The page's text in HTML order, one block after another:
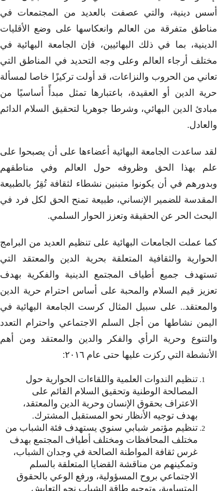
أسس دينية، والتي عصفت بالعديد من المجتمعات في
مناطق متفرقة من العالم وانعكاسها على وضع الأقليات
الدينية، بما في ذلك البهائيين، فإن الجامعة البهائية في
مختلف أرجاء العالم وعلى وجه التحديد في المناطق التي
تعاني من الحروب والنزاعات، قد أولت تركيزًا خاصا لمسألة
حرية الدين أو العقيدة، باعتبارها تمثل مبدأً أساسيًا من
مبادئ الدين البهائي، وشرطا جوهريا لتحقيق السلام الدائم
والعادل.
لقد ساعدت الجامعة البهائية أعضاءها على أن يصبحوا على
علم بهذا الحق وظروفه حول العالم وفي مناطقهم
وبدورهم في أن يكونوا متبنين نشطاء لثقافة تُقِرُ بالطبيعة
المقدسة للضمير الإنساني، طبيعة تمنح الحق لكل فرد في
البحث الحر عن الحقيقة وتعزز الحوار السلمي.
كما عملت الجامعات البهائية على تنظيم العديد من البرامج
الحوارية والثقافية المتعلقة بحرية الدين والمعتقد التي
تستهدف جميع أطياف المجتمع الدينية والفكرية بهدف
تعزيز قيم السلام والمحبة على أساس احترام حرية الدين
والمعتقد.. على سبيل المثال كرست الجامعة البهائية في
اليمن نشاطها من أجل السلم الاجتماعي واحترام التعدد
والتنوع وحرية الرأي والفكر والدين والمعتقد ومن أهم
الأنشطة التي ركزت عليها حتى عام ٢٠١٦:
تنظيم الندوات العلمية واللقاءات الحوارية حول
المصالحة الوطنية وتحقيق السلام القائم على
الاعتراف بحقوق الإنسان وحرية الدين والمعتقد،
بهدف توجيه الأنظار نحو المستقبل المشترك.
تنظيم مؤتمر شبابي سنوي يستهدف فئة الشباب من
مختلف المحافظات ومختلف أطياف المجتمع بهدف
غرس ثقافة المواطنة الصالحة في وجدان الشباب،
وتمكينهم من مناقشة القضايا المتعلقة بالسلم
الاجتماعي بروح المسؤولية، ورفع الوعي بالحقوق
المتساوية، وتوجيه طاقة الشباب نحو التعايش